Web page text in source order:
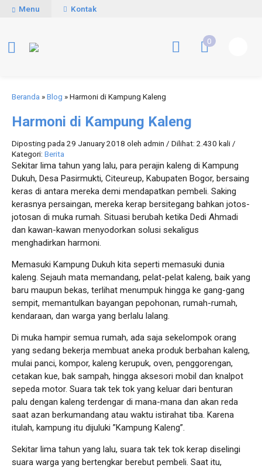
Menu Kontak
0
Beranda »Blog »Harmoni di Kampung Kaleng
Harmoni di Kampung Kaleng
Diposting pada 29 January 2018 oleh admin / Dilihat: 2.430 kali /
Kategori: Berita
Sekitar lima tahun yang lalu, para perajin kaleng di Kampung
Dukuh, Desa Pasirmukti, Citeureup, Kabupaten Bogor, bersaing
keras di antara mereka demi mendapatkan pembeli. Saking
kerasnya persaingan, mereka kerap bersitegang bahkan jotos-
jotosan di muka rumah. Situasi berubah ketika Dedi Ahmadi
dan kawan-kawan menyodorkan solusi sekaligus
menghadirkan harmoni.
Memasuki Kampung Dukuh kita seperti memasuki dunia
kaleng. Sejauh mata memandang, pelat-pelat kaleng, baik yang
baru maupun bekas, terlihat menumpuk hingga ke gang-gang
sempit, memantulkan bayangan pepohonan, rumah-rumah,
kendaraan, dan warga yang berlalu lalang.
Di muka hampir semua rumah, ada saja sekelompok orang
yang sedang bekerja membuat aneka produk berbahan kaleng,
mulai panci, kompor, kaleng kerupuk, oven, penggorengan,
cetakan kue, bak sampah, hingga aksesori mobil dan knalpot
sepeda motor. Suara tak tek tok yang keluar dari benturan
palu dengan kaleng terdengar di mana-mana dan akan reda
saat azan berkumandang atau waktu istirahat tiba. Karena
itulah, kampung itu dijuluki ”Kampung Kaleng”.
Sekitar lima tahun yang lalu, suara tak tek tok kerap diselingi
suara warga yang bertengkar berebut pembeli. Saat itu,